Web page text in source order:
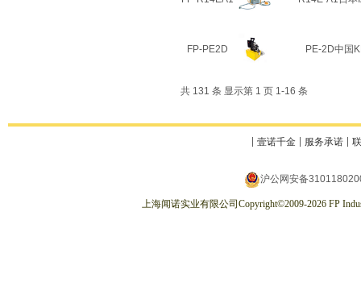
FP-PE2D PE-2D中国
共 131 条 显示第 1 页 1-16 条
壹诺千金 服务承诺
沪公网安备
上海闻诺实业有限公司 Copyright©2009-2026 FP